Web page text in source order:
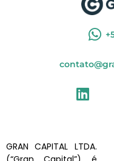
GRAN CAPITAL LTDA.